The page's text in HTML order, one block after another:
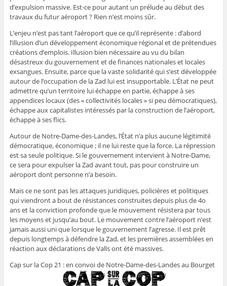
d’expulsion massive. Est-ce pour autant un prélude au début des
travaux du futur aéroport ? Rien n’est moins sûr.
L’enjeu n’est pas tant l’aéroport que ce qu’il représente : d’abord
l’illusion d’un développement économique régional et de prétendues
créations d’emplois. Illusion bien nécessaire au vu du bilan
désastreux du gouvernement et de finances nationales et locales
exsangues. Ensuite, parce que la vaste solidarité qui s’est développée
autour de l’occupation de la Zad lui est insupportable. L’État ne peut
admettre qu’un territoire lui échappe en partie, échappe à ses
appendices locaux (des « collectivités locales » si peu démocratiques),
échappe aux capitalistes intéressés par la construction de l’aéroport,
échappe à ses flics.
Autour de Notre-Dame-des-Landes, l’État n’a plus aucune légitimité
démocratique, économique ; il ne lui reste que la force. La répression
est sa seule politique. Si le gouvernement intervient à Notre-Dame,
ce sera pour expulser la Zad avant tout, pas pour construire un
aéroport dont personne n’a besoin.
Mais ce ne sont pas les attaques juridiques, policières et politiques
qui viendront a bout de résistances construites depuis plus de 4o
ans et la conviction profonde que le mouvement résistera par tous
les moyens et jusqu’au bout. Le mouvement contre l’aéroport n’est
jamais aussi uni que lorsque le gouvernement l’agresse. Il est prêt
depuis longtemps à défendre la Zad, et les premières assemblées en
réaction aux déclarations de Valls ont été massives.
Cap sur la Cop 21 : en convoi de Notre-Dame-des-Landes au Bourget